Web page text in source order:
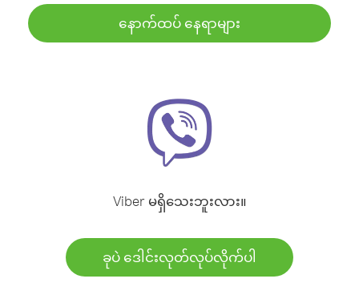
နောက်ထပ် နေရာများ
Viber မရှိသေးဘူးလား။
ခုပဲ ဒေါင်းလုတ်လုပ်လိုက်ပါ